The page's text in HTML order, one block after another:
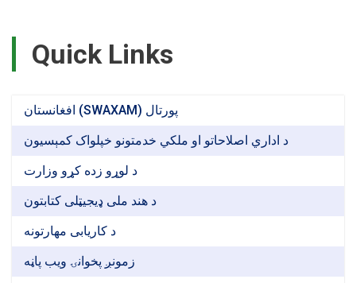
Quick Links
افغانستان (SWAXAM) پورتال
د اداري اصلاحاتو او ملکي خدمتونو خپلواک کمېسیون
د لوړو زده کړو وزارت
د هند ملی ډیجیټلی کتابتون
د کاریابی مهارتونه
زمونږ پخوانۍ ویب پاڼه